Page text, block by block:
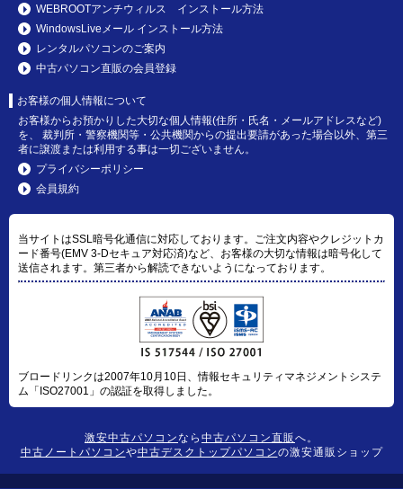
WEBROOTアンチウィルス インストール方法
WindowsLiveメール インストール方法
レンタルパソコンのご案内
中古パソコン直販の会員登録
お客様の個人情報について
お客様からお預かりした大切な個人情報(住所・氏名・メールアドレスなど)
を、 裁判所・警察機関等・公共機関からの提出要請があった場合以外、第三
者に譲渡または利用する事は一切ございません。
プライバシーポリシー
会員規約
当サイトはSSL暗号化通信に対応しております。ご注文内容やクレジットカ
ード番号(EMV 3-Dセキュア対応済)など、お客様の大切な情報は暗号化して
送信されます。第三者から解読できないようになっております。
ブロードリンクは2007年10月10日、情報セキュリティマネジメントシステ
ム「ISO27001」の認証を取得しました。
激安中古パソコンなら 中古パソコン直販へ。
中古ノートパソコンや中古デスクトップパソコンの激安通販ショップ